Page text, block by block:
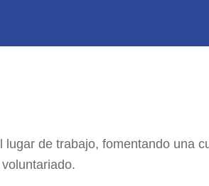
de trabajo, fomentando una